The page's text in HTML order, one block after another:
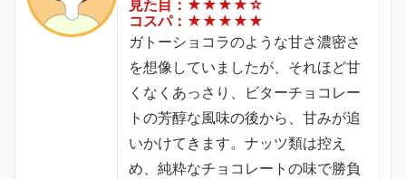
見た目：★★★★☆
コスパ：★★★★★
ガトーショコラのような甘さ濃密さ
を想像していましたが、それほど甘
くなくあっさり、ビターチョコレー
トの芳醇な風味の後から、甘みが追
いかけてきます。ナッツ類は控え
め、純粋なチョコレートの味で勝負